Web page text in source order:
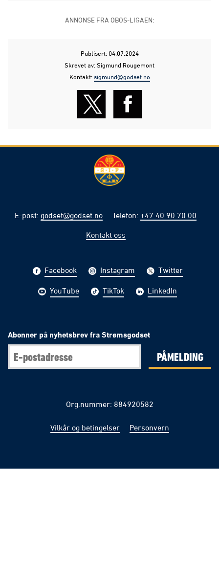
ANNONSE FRA OBOS-LIGAEN:
Publisert: 04.07.2024
Skrevet av: Sigmund Rougemont
Kontakt:sigmund@godset.no
E-post: godset@godset.no Telefon: +47 40 90 70 00
Kontakt oss
Facebook Instagram Twitter
YouTube TikTok LinkedIn
Abonner på nyhetsbrev fra Strømsgodset
PÅMELDING
Org.nummer: 884920582
Vilkår og betingelser Personvern